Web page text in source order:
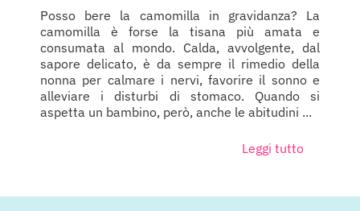
Posso bere la camomilla in gravidanza? La
camomilla è forse la tisana più amata e
consumata al mondo. Calda, avvolgente, dal
sapore delicato, è da sempre il rimedio della
nonna per calmare i nervi, favorire il sonno e
alleviare i disturbi di stomaco. Quando si
aspetta un bambino, però, anche le abitudini ...
Leggi tutto